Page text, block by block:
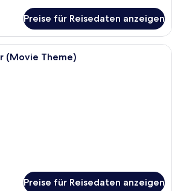
Preise für Reisedaten anzeigen
Ein Schlafzimmer mit einem Bett,
(Movie Theme)
Preise für Reisedaten anzeigen